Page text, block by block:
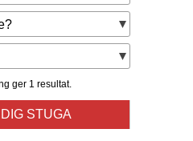
ger 1 resultat.
STUGA